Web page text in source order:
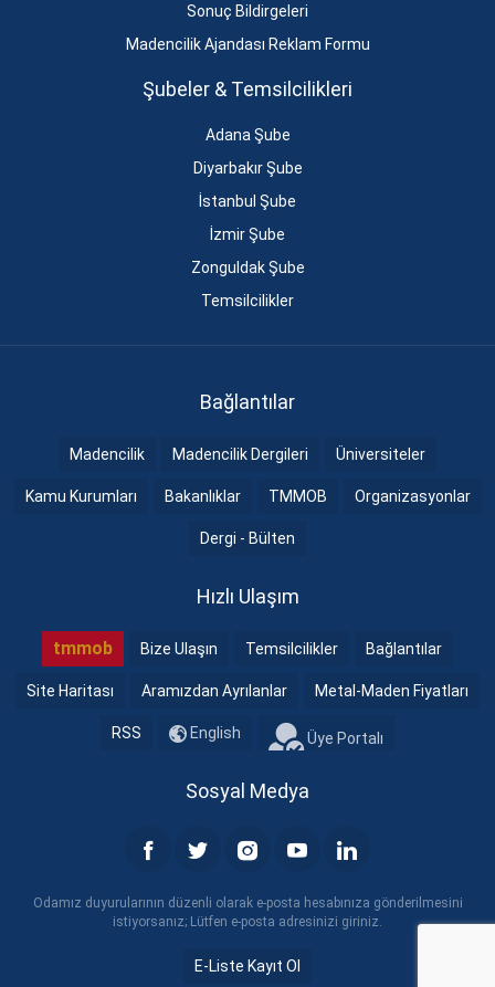
Sonuç Bildirgeleri
Madencilik Ajandası Reklam Formu
Şubeler & Temsilcilikleri
Adana Şube
Diyarbakır Şube
İstanbul Şube
İzmir Şube
Zonguldak Şube
Temsilcilikler
Bağlantılar
Madencilik Madencilik Dergileri Üniversiteler
Kamu Kurumları Bakanlıklar TMMOB Organizasyonlar
Dergi - Bülten
Hızlı Ulaşım
tmmob Bize Ulaşın Temsilcilikler Bağlantılar
Site Haritası Aramızdan Ayrılanlar Metal-Maden Fiyatları
RSS English Üye Portalı
Sosyal Medya
Odamız duyurularının düzenli olarak e-posta hesabınıza gönderilmesini
istiyorsanız; Lütfen e-posta adresinizi giriniz.
E-Liste Kayıt Ol